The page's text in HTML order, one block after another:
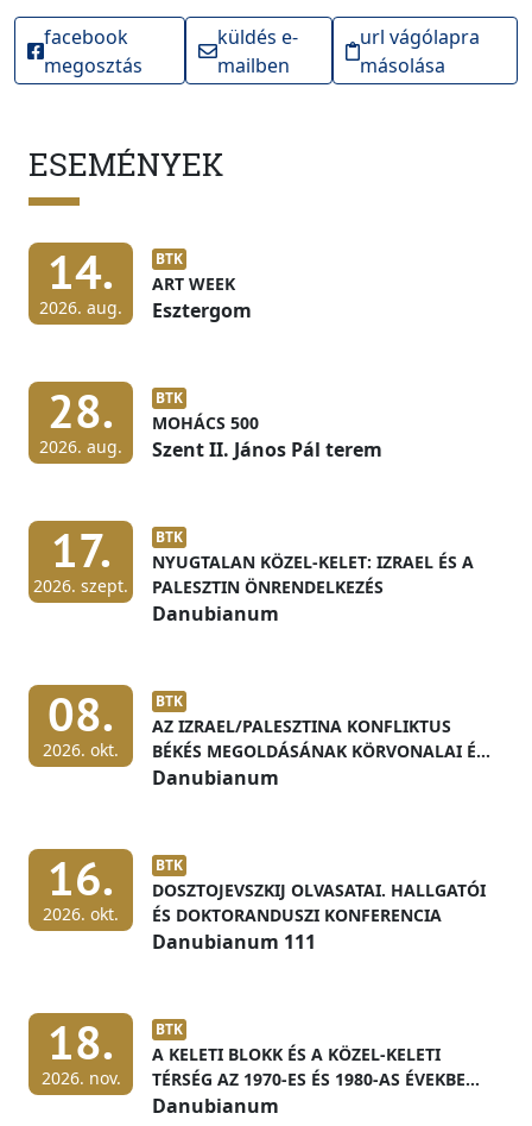
facebook
megosztás
küldés e-
mailben
url vágólapra
másolása
ESEMÉNYEK
14.
2026. aug.
BTK
ART WEEK
Esztergom
28.
2026. aug.
BTK
MOHÁCS 500
Szent II. János Pál terem
17.
2026. szept.
BTK
NYUGTALAN KÖZEL-KELET: IZRAEL ÉS A
PALESZTIN ÖNRENDELKEZÉS
Danubianum
08.
2026. okt.
BTK
AZ IZRAEL/PALESZTINA KONFLIKTUS
BÉKÉS MEGOLDÁSÁNAK KÖRVONALAI ÉS
ELŐFELTÉTELEI
Danubianum
16.
2026. okt.
BTK
DOSZTOJEVSZKIJ OLVASATAI. HALLGATÓI
ÉS DOKTORANDUSZI KONFERENCIA
Danubianum 111
18.
2026. nov.
BTK
A KELETI BLOKK ÉS A KÖZEL-KELETI
TÉRSÉG AZ 1970-ES ÉS 1980-AS ÉVEKBEN
MAGYAR LEVÉLTÁRI FORRÁSOK
Danubianum